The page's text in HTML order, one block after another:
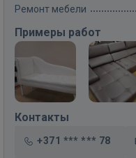
Ремонт мебели
Примеры работ
Контакты
+371 *** *** 78